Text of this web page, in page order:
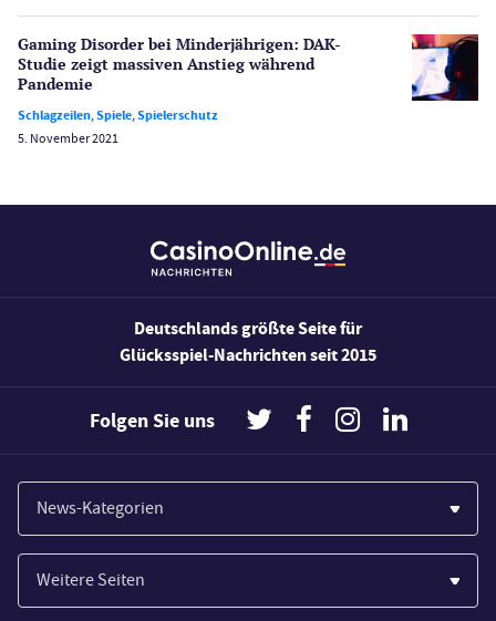
Wetten
Wirtschaft
Gaming Disorder bei Minderjährigen: DAK-
Studie zeigt massiven Anstieg während
Pandemie
Schlagzeilen,Spiele,Spielerschutz
5. November 2021
Deutschlands größte Seite für
Glücksspiel-Nachrichten seit 2015
Folgen Sie uns
News-Kategorien
Casinos
Wirtschaft
Weitere Seiten